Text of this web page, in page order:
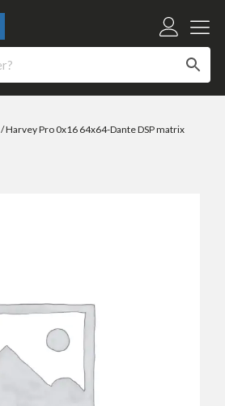
/ Harvey Pro 0x16 64x64-Dante DSP matrix